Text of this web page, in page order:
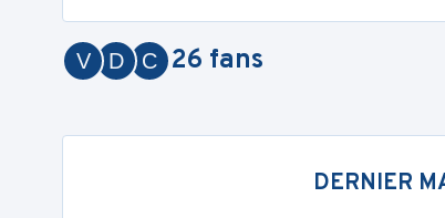
C
D
V 26 fans
DERNIER